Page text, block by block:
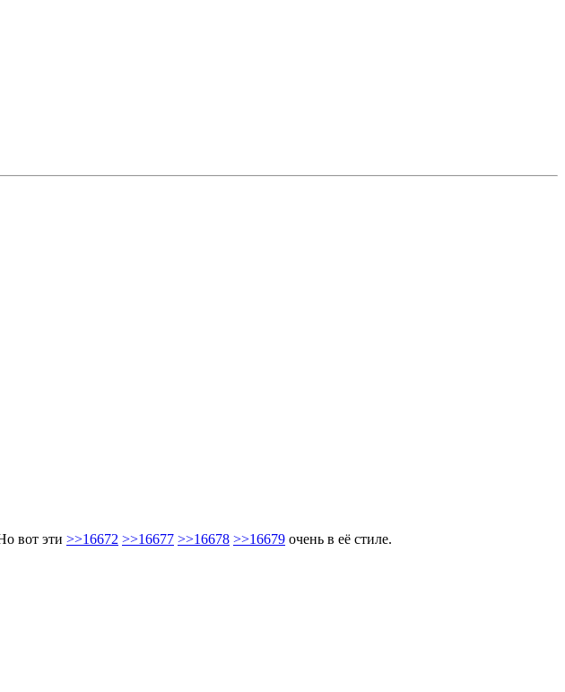
вот эти >>16672 >>16677 >>16678 >>16679 очень в её стиле.